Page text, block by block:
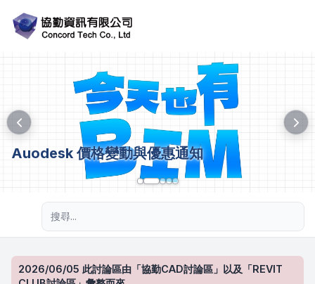
Auodesk 價格變動與優惠通知
2026/06/05 此討論區由「協勤CAD討論區」以及「REVIT